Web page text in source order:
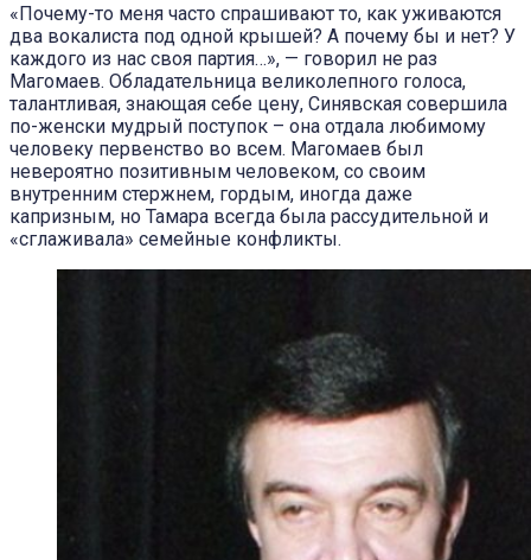
«Почему-то меня часто спрашивают то, как уживаются
два вокалиста под одной крышей? А почему бы и нет? У
каждого из нас своя партия…», — говорил не раз
Магомаев. Обладательница великолепного голоса,
талантливая, знающая себе цену, Синявская совершила
по-женски мудрый поступок – она отдала любимому
человеку первенство во всем. Магомаев был
невероятно позитивным человеком, со своим
внутренним стержнем, гордым, иногда даже
капризным, но Тамара всегда была рассудительной и
«сглаживала» семейные конфликты.